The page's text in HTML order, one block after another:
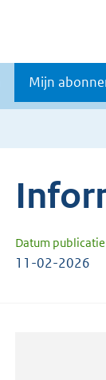
Mijn
Datum publicatie
11-02-2026